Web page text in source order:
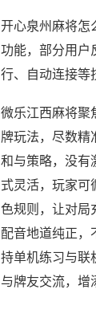
开心泉州麻将怎
功能，部分用户
行、自动连接等
微乐江西麻将聚
牌玩法，尽数精
和与策略，没有
式灵活，玩家可
色规则，让对局
配音地道纯正，
持单机练习与联
与牌友交流，增